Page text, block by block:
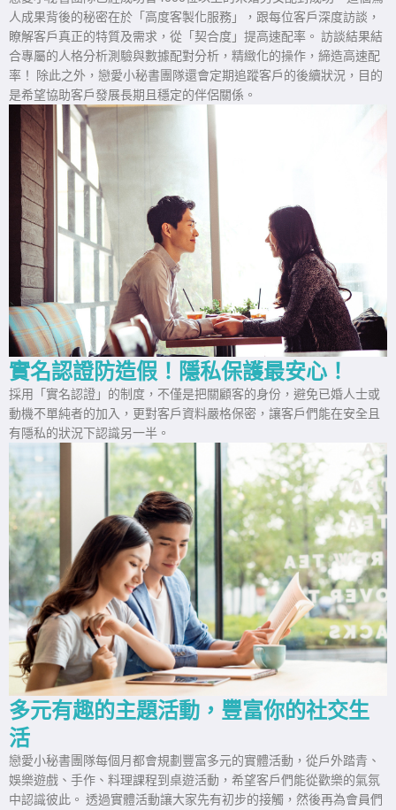
人成果背後的秘密在於「高度客製化服務」，跟每位客戶深度訪談，
瞭解客戶真正的特質及需求，從「契合度」提高速配率。 訪談結果結
合專屬的人格分析測驗與數據配對分析，精緻化的操作，締造高速配
率！ 除此之外，戀愛小秘書團隊還會定期追蹤客戶的後續狀況，目的
是希望協助客戶發展長期且穩定的伴侶關係。
實名認證防造假！隱私保護最安心！
採用「實名認證」的制度，不僅是把關顧客的身份，避免已婚人士或
動機不單純者的加入，更對客戶資料嚴格保密，讓客戶們能在安全且
有隱私的狀況下認識另一半。
多元有趣的主題活動，豐富你的社交生
活
戀愛小秘書團隊每個月都會規劃豐富多元的實體活動，從戶外踏青、
娛樂遊戲、手作、料理課程到桌遊活動，希望客戶們能從歡樂的氣氛
中認識彼此。 透過實體活動讓大家先有初步的接觸，然後再為會員們